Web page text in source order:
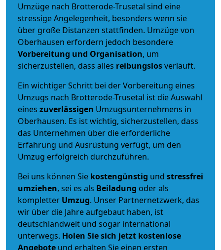
Umzüge nach Brotterode-Trusetal sind eine
stressige Angelegenheit, besonders wenn sie
über große Distanzen stattfinden. Umzüge von
Oberhausen erfordern jedoch besondere
Vorbereitung und Organisation, um
sicherzustellen, dass alles reibungslosverläuft.
Ein wichtiger Schritt bei der Vorbereitung eines
Umzugs nach Brotterode-Trusetal ist die Auswahl
eines zuverlässigen Umzugsunternehmens in
Oberhausen. Es ist wichtig, sicherzustellen, dass
das Unternehmen über die erforderliche
Erfahrung und Ausrüstung verfügt, um den
Umzug erfolgreich durchzuführen.
Bei uns können Sie kostengünstig und stressfrei
umziehen, sei es als Beiladung oder als
kompletter Umzug. Unser Partnernetzwerk, das
wir über die Jahre aufgebaut haben, ist
deutschlandweit und sogar international
unterwegs. Holen Sie sich jetzt kostenlose
Angebote und erhalten Sie einen ersten